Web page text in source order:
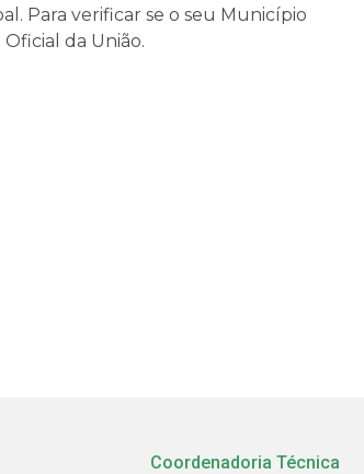
Para verificar se o seu Município
da União.
Coordenadoria Técnica